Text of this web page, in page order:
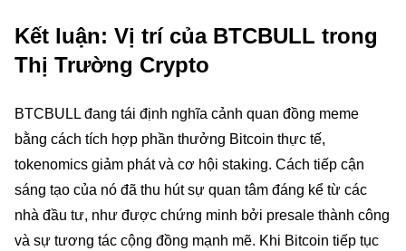
Kết luận: Vị trí của BTCBULL trong
Thị Trường Crypto
BTCBULL đang tái định nghĩa cảnh quan đồng meme
bằng cách tích hợp phần thưởng Bitcoin thực tế,
tokenomics giảm phát và cơ hội staking. Cách tiếp cận
sáng tạo của nó đã thu hút sự quan tâm đáng kể từ các
nhà đầu tư, như được chứng minh bởi presale thành công
và sự tương tác cộng đồng mạnh mẽ. Khi Bitcoin tiếp tục